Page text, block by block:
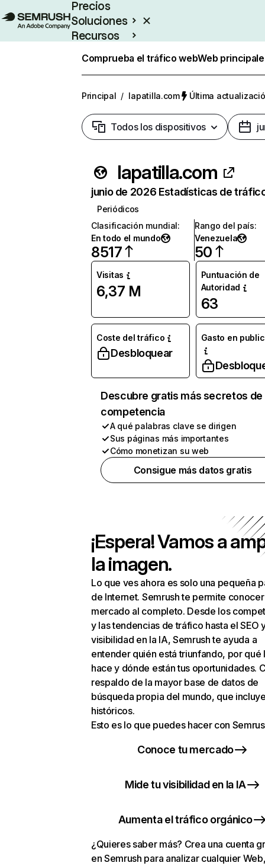
Precios
Soluciones
Recursos
Comprueba el tráfico webWeb
Principal / lapatilla.com Última
Todos los dispositivos
lapatilla.com
junio de 2026 Estadísticas de
Periódicos
Clasificación mundial:
En todo el mundo
8517
Rango del país:
Venezuela
50
Visitas
6,37 M
Puntuación de
Autoridad
63
Coste del tráfico
Desbloquear
Gasto en
Descubre gratis más secretos de
competencia
A qué palabras clave se dirigen
Sus páginas más importantes
Cómo monetizan su web
Consigue más datos gratis
¡Espera! Vamos a
la imagen.
Lo que ves ahora es solo una pequeña
de Internet. Semrush te permite
mercado al completo. Desde los
y las tendencias de tráfico hasta el SEO
visibilidad en la IA, Semrush te ayuda a
entender quién está triunfando, por qué
hace y dónde están tus oportunidades.
respaldo de la mayor base de datos de
búsqueda propia del mundo, que
históricos.
Esto es lo que puedes hacer con
Conoce tu mercado
Mide tu visibilidad en la IA
Aumenta el tráfico orgánico
¿Quieres saber más? Crea una cuenta
en Semrush para analizar cualquier